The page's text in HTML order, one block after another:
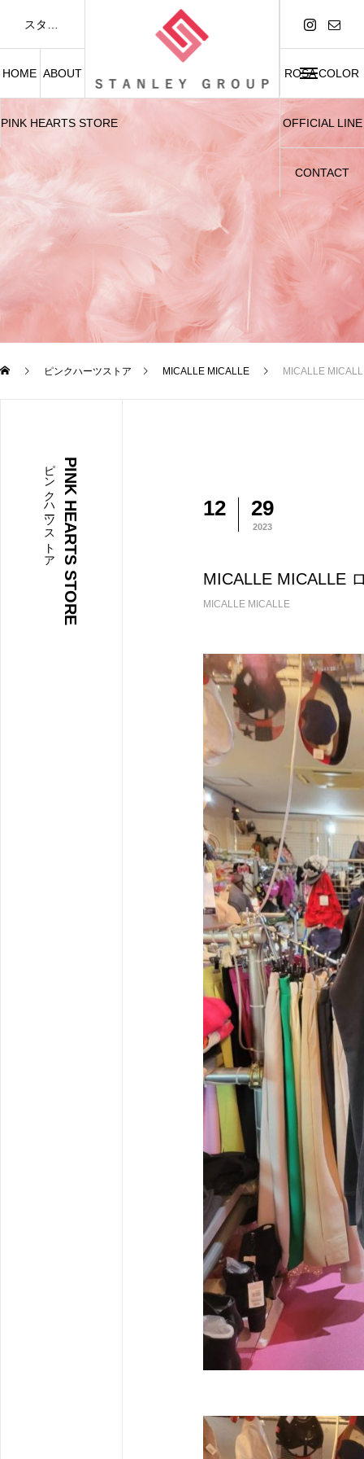
HOME ABOUT
PINK HEARTS STORE
ROSA COLOR
OFFICIAL LINE
CONTACT
ピンクハーツストア MICALLE MICALLE MICALLE
PINK HEARTS STORE
ピンクハーツストア 12 29
2023
MICALLE MICALLE
MICALLE MICALLE